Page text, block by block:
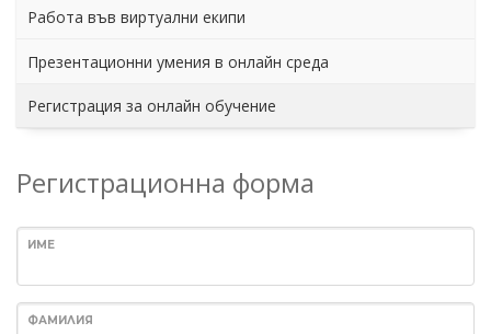
Работа във виртуални екипи
Презентационни умения в онлайн среда
Регистрация за онлайн обучение
Регистрационна форма
ИМЕ
ФАМИЛИЯ